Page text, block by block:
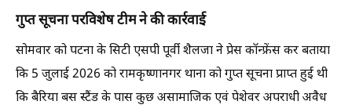
गुप्त सूचना परविशेष टीम ने की कार्रवाई
सोमवार को पटना के सिटी एसपी पूर्वी शैलजा ने प्रेस कॉन्फ्रेंस कर बताया
कि 5 जुलाई 2026 को रामकृष्णानगर थाना को गुप्त सूचना प्राप्त हुई थी
कि बैरिया बस स्टैंड के पास कुछ असामाजिक एवं पेशेवर अपराधी अवैध